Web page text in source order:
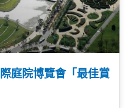
庭院博覽會「最佳賞